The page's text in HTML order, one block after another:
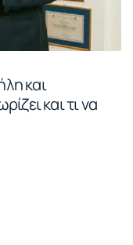
και
και τι να